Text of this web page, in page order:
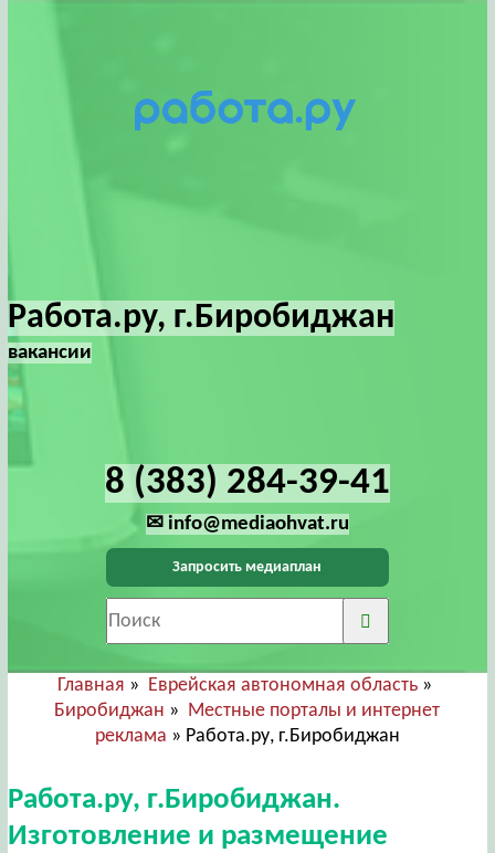
Работа.ру, г.Биробиджан
вакансии
8 (383) 284-39-41
✉ info@mediaohvat.ru
Запросить медиаплан
Главная » Еврейская автономная область »
Биробиджан » Местные порталы и интернет
реклама » Работа.ру, г.Биробиджан
Работа.ру, г.Биробиджан.
Изготовление и размещение